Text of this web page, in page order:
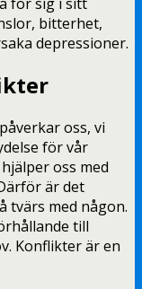
bitterhet,
depressioner.
oss, vi
för vår
oss med
är det
tvärs med någon.
till
Konflikter är en